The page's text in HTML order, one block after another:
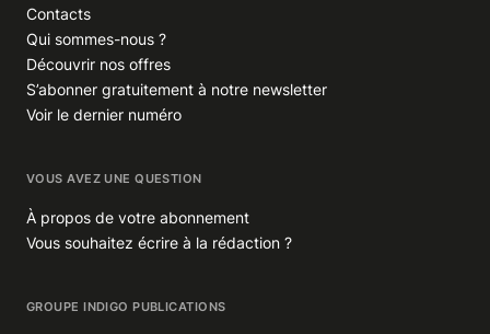
Contacts
Qui sommes-nous ?
Découvrir nos offres
S’abonner gratuitement à notre newsletter
Voir le dernier numéro
VOUS AVEZ UNE QUESTION
À propos de votre abonnement
Vous souhaitez écrire à la rédaction ?
GROUPE INDIGO PUBLICATIONS